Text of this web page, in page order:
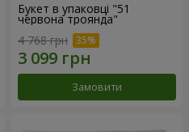
Букет в упаковці "51
червона троянда"
4 768 грн
Замовити